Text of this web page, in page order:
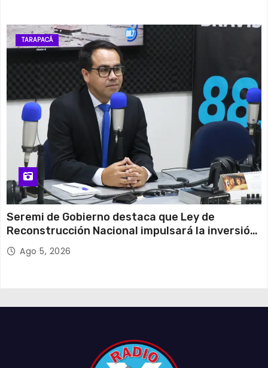
TARAPACÁ
Seremi de Gobierno destaca que Ley de
Reconstrucción Nacional impulsará la inversión
y el empleo en Tarapacá
Ago 5, 2026